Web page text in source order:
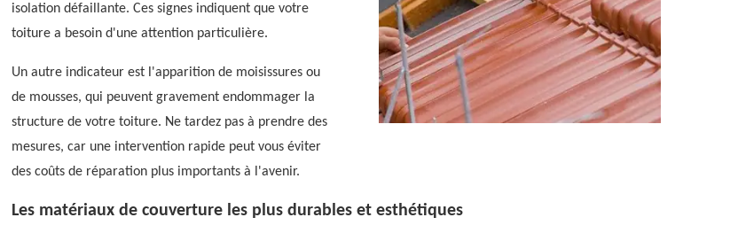
isolation défaillante. Ces signes indiquent que votre
toiture a besoin d'une attention particulière.
Un autre indicateur est l'apparition de moisissures ou
de mousses, qui peuvent gravement endommager la
structure de votre toiture. Ne tardez pas à prendre des
mesures, car une intervention rapide peut vous éviter
des coûts de réparation plus importants à l'avenir.
Les matériaux de couverture les plus durables et esthétiques